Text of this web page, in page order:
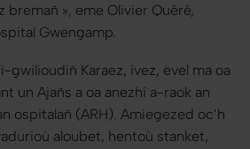
bremañ », eme Olivier Quéré,
Gwengamp.
gwilioudiñ Karaez, ivez, evel ma oa
un Ajañs a oa anezhi a-raok an
ospitalañ (ARH). Amiegezed oc’h
aloubet, hentoù stanket,